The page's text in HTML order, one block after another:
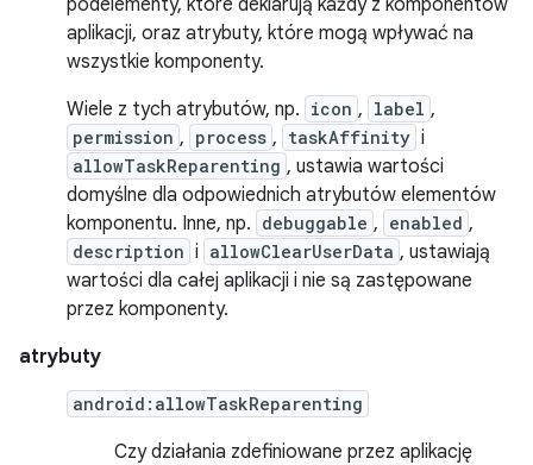
podelementy, które deklarują każdy z komponentów
aplikacji, oraz atrybuty, które mogą wpływać na
wszystkie komponenty.
Wiele z tych atrybutów, np. icon , label ,
permission , process , taskAffinity i
allowTaskReparenting , ustawia wartości
domyślne dla odpowiednich atrybutów elementów
komponentu. Inne, np. debuggable , enabled ,
description i allowClearUserData , ustawiają
wartości dla całej aplikacji i nie są zastępowane
przez komponenty.
atrybuty
android:allowTaskReparenting
Czy działania zdefiniowane przez aplikację